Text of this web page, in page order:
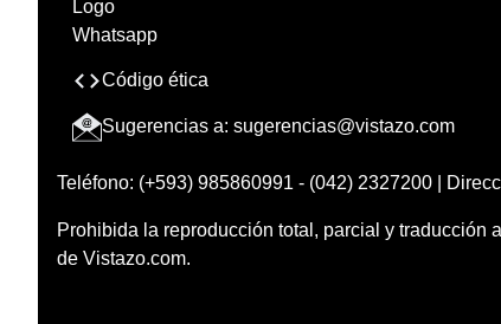
Código ética
Sugerencias a: sugerencias@vistazo.com
Teléfono: (+593) 985860991 - (042) 2327200 |
Prohibida la reproducción total, parcial y traducción
de Vistazo.com.